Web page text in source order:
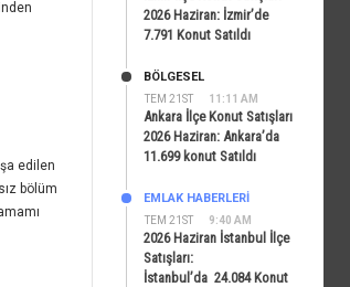
edilen
bölüm
2026 Haziran: İzmir’de
7.791 Konut Satıldı
TEM 21ST 11:11 AM
BÖLGESEL
Ankara İlçe Konut Satışları
2026 Haziran: Ankara’da
11.699 konut Satıldı
TEM 21ST 9:40 AM
EMLAK HABERLERI
2026 Haziran İstanbul İlçe
Satışları:
İstanbul’da 24.084 Konut